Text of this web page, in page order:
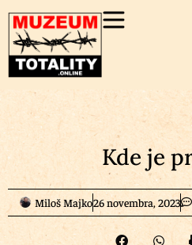
Kde je
Miloš Majko26 novembra, 2023